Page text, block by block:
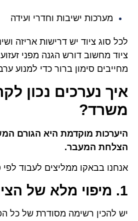
מערכות ישיבות וחדרי ועידה
לכל סוג ציוד יש דרישות אריזה
ציוד מחשוב דורש הגנה מפני
מחייבים סימון ברור כדי למנוע
איך נערכים נכון
משרד?
היערכות מוקדמת היא הגורם
הצלחת המעבר.
אנחנו בבאקו ממליצים לעבוד
1. מיפוי מלא של הציוד
יש להכין רשימה מסודרת של כל